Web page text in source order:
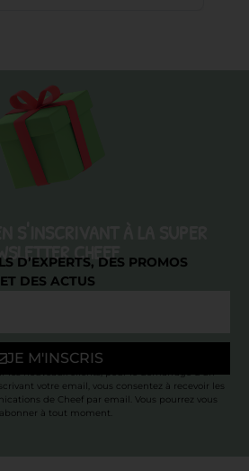
CHEEF
D’EXPERTS, DES PROMOS
ET DES ACTUS
JE M'INSCRIS
les nouveaux clients, pour le démarrage d’un
votre email, vous consentez à recevoir les
de Cheef par email. Vous pourrez vous
à tout moment.